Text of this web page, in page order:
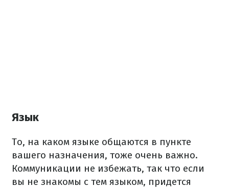
Язык
То, на каком языке общаются в пункте
вашего назначения, тоже очень важно.
Коммуникации не избежать, так что если
вы не знакомы с тем языком, придется